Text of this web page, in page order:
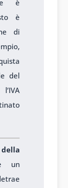
è
è
di
del
della
un